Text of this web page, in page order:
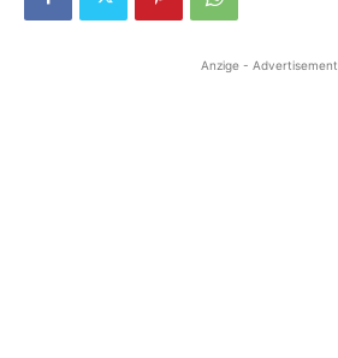
Anzige - Advertisement